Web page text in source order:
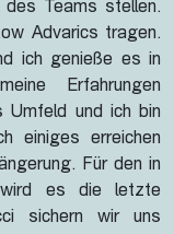
Teams stellen.
Advarics tragen.
ich genieße es in
Erfahrungen
Umfeld und ich bin
einiges erreichen
Für den in
wird es die letzte
sichern wir uns